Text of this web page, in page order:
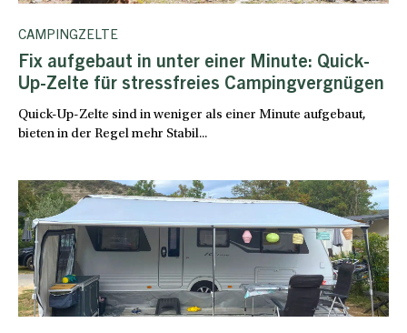
CAMPINGZELTE
Fix aufgebaut in unter einer Minute: Quick-
Up-Zelte für stressfreies Campingvergnügen
Quick-Up-Zelte sind in weniger als einer Minute aufgebaut,
bieten in der Regel mehr Stabil...